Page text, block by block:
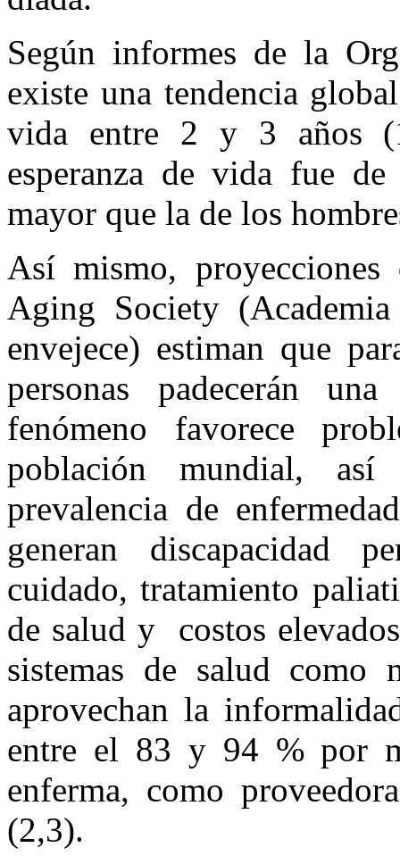
Según informes de la
existe una tendencia
vida entre 2 y 3 años
esperanza de vida fue
mayor que la de los
Así mismo,
Aging Society
envejece) estiman que
personas padecerán
fenómeno favorece
población mundial,
prevalencia de
generan discapacidad
cuidado, tratamiento
de salud y costos
sistemas de salud como
aprovechan la
entre el 83 y 94 % por
enferma, como
(2,3).